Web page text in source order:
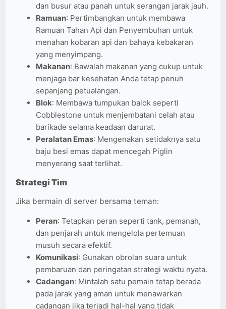
dan busur atau panah untuk serangan jarak jauh.
Ramuan: Pertimbangkan untuk membawa
Ramuan Tahan Api dan Penyembuhan untuk
menahan kobaran api dan bahaya kebakaran
yang menyimpang.
Makanan: Bawalah makanan yang cukup untuk
menjaga bar kesehatan Anda tetap penuh
sepanjang petualangan.
Blok: Membawa tumpukan balok seperti
Cobblestone untuk menjembatani celah atau
barikade selama keadaan darurat.
Peralatan Emas: Mengenakan setidaknya satu
baju besi emas dapat mencegah Piglin
menyerang saat terlihat.
Strategi Tim
Jika bermain di server bersama teman:
Peran: Tetapkan peran seperti tank, pemanah,
dan penjarah untuk mengelola pertemuan
musuh secara efektif.
Komunikasi: Gunakan obrolan suara untuk
pembaruan dan peringatan strategi waktu nyata.
Cadangan: Mintalah satu pemain tetap berada
pada jarak yang aman untuk menawarkan
cadangan jika terjadi hal-hal yang tidak